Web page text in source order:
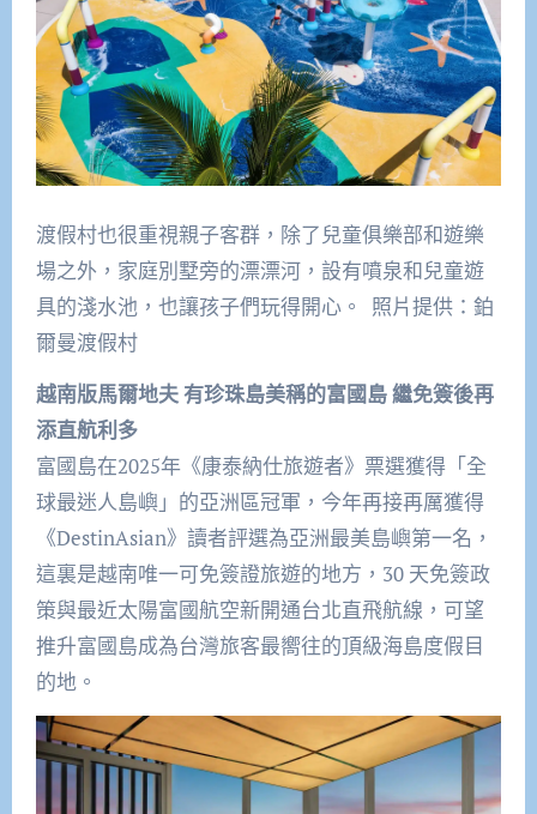
渡假村也很重視親子客群，除了兒童俱樂部和遊樂
場之外，家庭別墅旁的漂漂河，設有噴泉和兒童遊
具的淺水池，也讓孩子們玩得開心。 照片提供：鉑
爾曼渡假村
越南版馬爾地夫 有珍珠島美稱的富國島 繼免簽後再
添直航利多
富國島在2025年《康泰納仕旅遊者》票選獲得「全
球最迷人島嶼」的亞洲區冠軍，今年再接再厲獲得
《DestinAsian》讀者評選為亞洲最美島嶼第一名，
這裏是越南唯一可免簽證旅遊的地方，30 天免簽政
策與最近太陽富國航空新開通台北直飛航線，可望
推升富國島成為台灣旅客最嚮往的頂級海島度假目
的地。